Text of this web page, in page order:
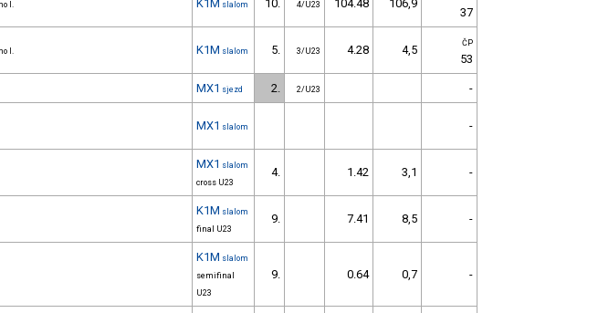
I. K1M slalom 10. 4/U23 104.48 106,9
37
I. K1M slalom 5. 3/U23 4.28 4,5 ČP
53
MX1 sjezd 2. 2/U23 -
MX1 slalom -
MX1 slalom
cross U23
4. 1.42 3,1 -
K1M slalom
final U23
9. 7.41 8,5 -
K1M slalom
semifinal
U23
9. 0.64 0,7 -